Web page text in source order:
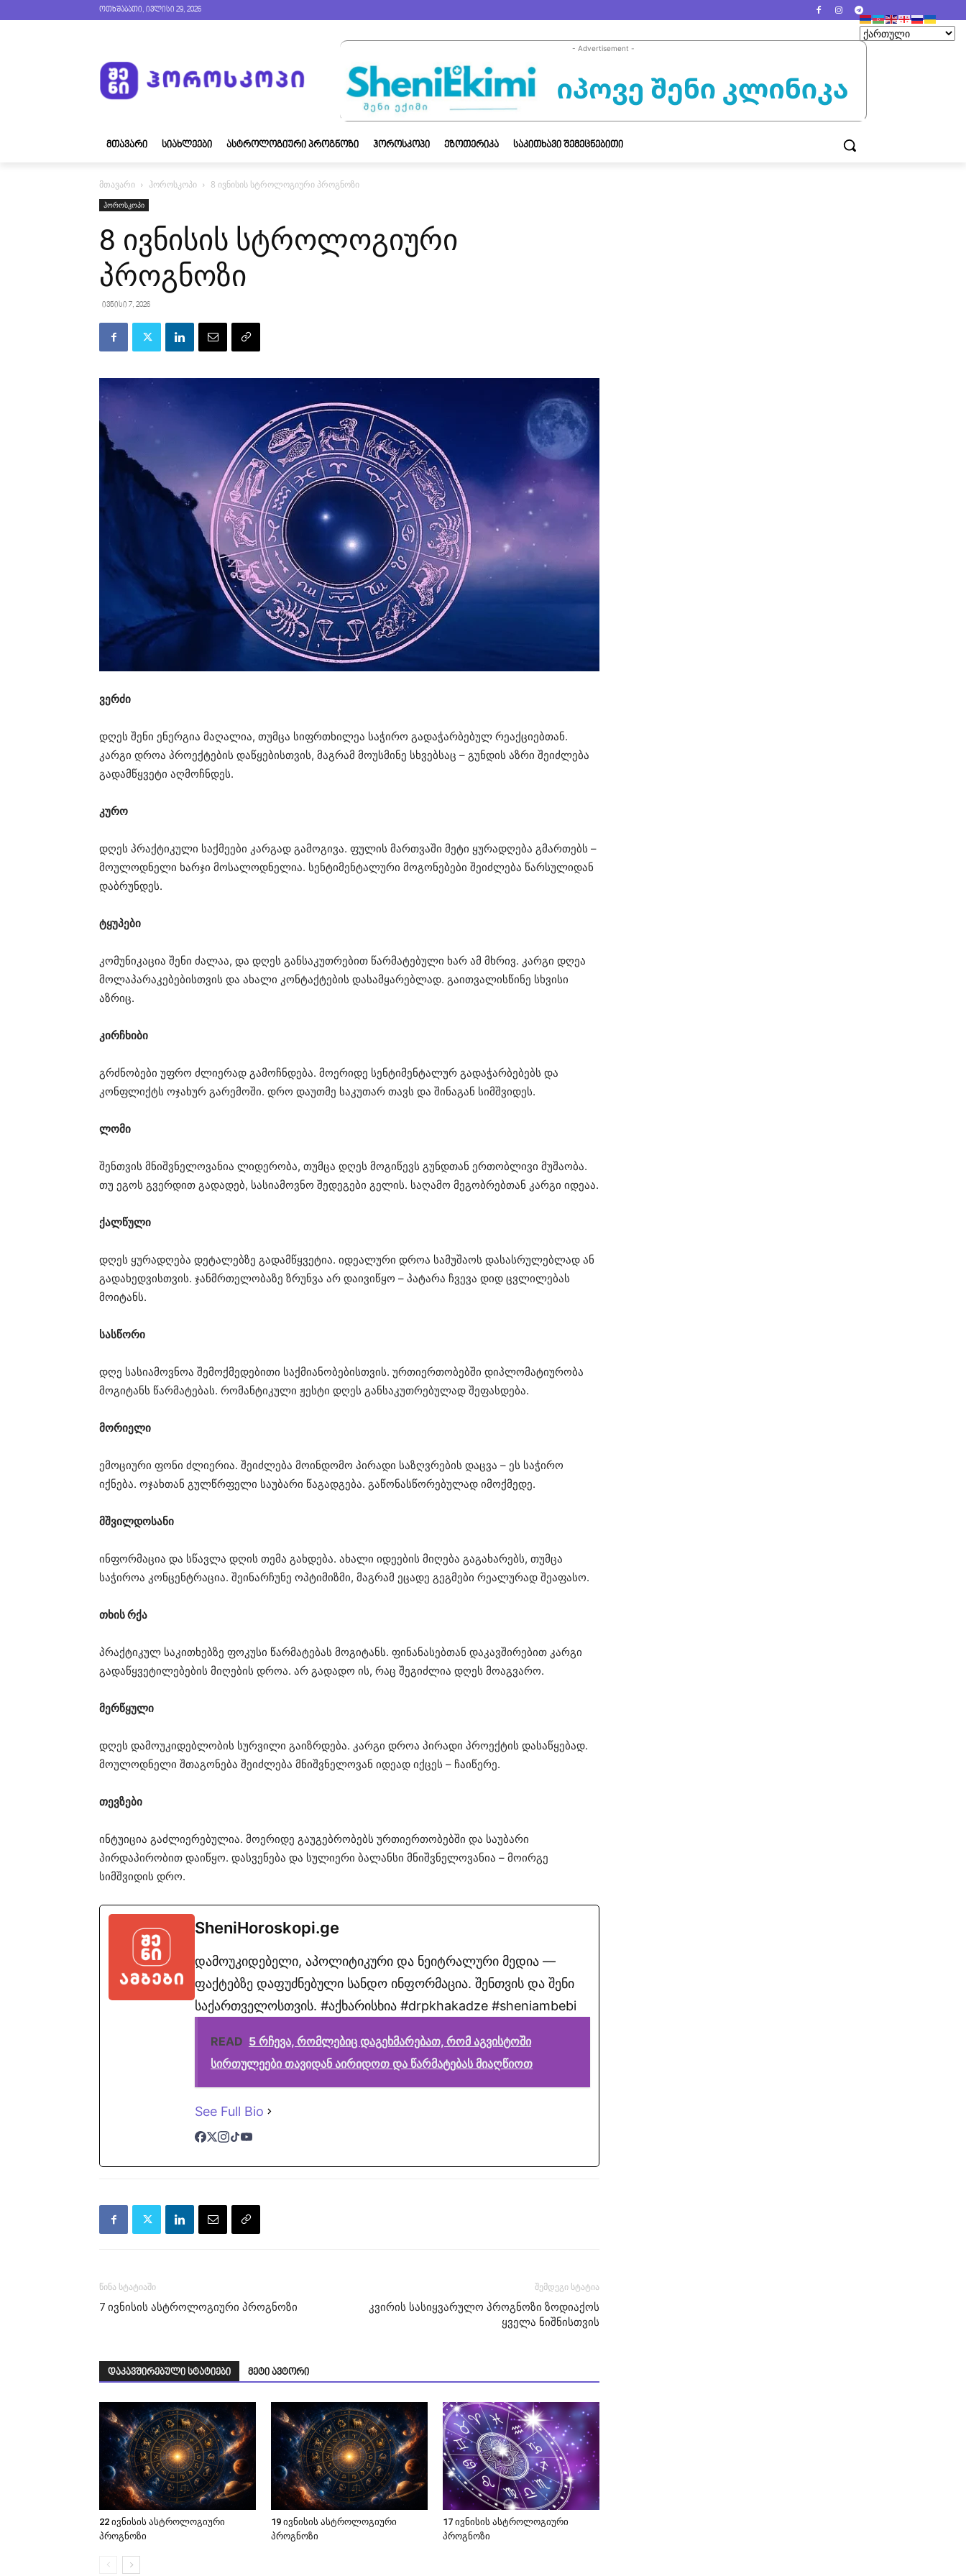
ოთხშაბათი, ივლისი 29, 2026
- Advertisement -
ᲛᲗᲐᲕᲐᲠᲘ ᲡᲘᲐᲮᲚᲔᲔᲑᲘ ᲐᲡᲢᲠᲝᲚᲝᲒᲘᲣᲠᲘ ᲞᲠᲝᲒᲜᲝᲖᲘ ᲰᲝᲠᲝᲡᲙᲝᲞᲘ ᲔᲖᲝᲗᲔᲠᲘᲙᲐ ᲡᲐᲙᲘᲗᲮᲐᲕᲘ ᲨᲔᲛᲔᲪᲜᲔᲑᲘᲗᲘ
მთავარი ჰოროსკოპი 8 ივნისის სტროლოგიური პროგნოზი
ჰოროსკოპი
8 ივნისის სტროლოგიური
პროგნოზი
ივნისი 7, 2026
ვერძი
დღეს შენი ენერგია მაღალია, თუმცა სიფრთხილეა საჭირო გადაჭარბებულ რეაქციებთან.
კარგი დროა პროექტების დაწყებისთვის, მაგრამ მოუსმინე სხვებსაც – გუნდის აზრი შეიძლება
გადამწყვეტი აღმოჩნდეს.
კურო
დღეს პრაქტიკული საქმეები კარგად გამოგივა. ფულის მართვაში მეტი ყურადღება გმართებს –
მოულოდნელი ხარჯი მოსალოდნელია. სენტიმენტალური მოგონებები შეიძლება წარსულიდან
დაბრუნდეს.
ტყუპები
კომუნიკაცია შენი ძალაა, და დღეს განსაკუთრებით წარმატებული ხარ ამ მხრივ. კარგი დღეა
მოლაპარაკებებისთვის და ახალი კონტაქტების დასამყარებლად. გაითვალისწინე სხვისი
აზრიც.
კირჩხიბი
გრძნობები უფრო ძლიერად გამოჩნდება. მოერიდე სენტიმენტალურ გადაჭარბებებს და
კონფლიქტს ოჯახურ გარემოში. დრო დაუთმე საკუთარ თავს და შინაგან სიმშვიდეს.
ლომი
შენთვის მნიშვნელოვანია ლიდერობა, თუმცა დღეს მოგიწევს გუნდთან ერთობლივი მუშაობა.
თუ ეგოს გვერდით გადადებ, სასიამოვნო შედეგები გელის. საღამო მეგობრებთან კარგი იდეაა.
ქალწული
დღეს ყურადღება დეტალებზე გადამწყვეტია. იდეალური დროა სამუშაოს დასასრულებლად ან
გადახედვისთვის. ჯანმრთელობაზე ზრუნვა არ დაივიწყო – პატარა ჩვევა დიდ ცვლილებას
მოიტანს.
სასწორი
დღე სასიამოვნოა შემოქმედებითი საქმიანობებისთვის. ურთიერთობებში დიპლომატიურობა
მოგიტანს წარმატებას. რომანტიკული ჟესტი დღეს განსაკუთრებულად შეფასდება.
მორიელი
ემოციური ფონი ძლიერია. შეიძლება მოინდომო პირადი საზღვრების დაცვა – ეს საჭირო
იქნება. ოჯახთან გულწრფელი საუბარი წაგადგება. გაწონასწორებულად იმოქმედე.
მშვილდოსანი
ინფორმაცია და სწავლა დღის თემა გახდება. ახალი იდეების მიღება გაგახარებს, თუმცა
საჭიროა კონცენტრაცია. შეინარჩუნე ოპტიმიზმი, მაგრამ ეცადე გეგმები რეალურად შეაფასო.
თხის რქა
პრაქტიკულ საკითხებზე ფოკუსი წარმატებას მოგიტანს. ფინანასებთან დაკავშირებით კარგი
გადაწყვეტილებების მიღების დროა. არ გადადო ის, რაც შეგიძლია დღეს მოაგვარო.
მერწყული
დღეს დამოუკიდებლობის სურვილი გაიზრდება. კარგი დროა პირადი პროექტის დასაწყებად.
მოულოდნელი შთაგონება შეიძლება მნიშვნელოვან იდეად იქცეს – ჩაიწერე.
თევზები
ინტუიცია გაძლიერებულია. მოერიდე გაუგებრობებს ურთიერთობებში და საუბარი
პირდაპირობით დაიწყო. დასვენება და სულიერი ბალანსი მნიშვნელოვანია – მოირგე
სიმშვიდის დრო.
SheniHoroskopi.ge
დამოუკიდებელი, აპოლიტიკური და ნეიტრალური მედია —
ფაქტებზე დაფუძნებული სანდო ინფორმაცია. შენთვის და შენი
საქართველოსთვის. #აქხარისხია #drpkhakadze #sheniambebi
READ 5 რჩევა, რომლებიც დაგეხმარებათ, რომ აგვისტოში
სირთულეები თავიდან აირიდოთ და წარმატებას მიაღწიოთ
See Full Bio
წინა სტატიაში
7 ივნისის ასტროლოგიური პროგნოზი
შემდეგი სტატია
კვირის სასიყვარულო პროგნოზი ზოდიაქოს
ყველა ნიშნისთვის
დაკავშირებული სტატიები მეტი ავტორი
22 ივნისის ასტროლოგიური
პროგნოზი
19 ივნისის ასტროლოგიური
პროგნოზი
17 ივნისის ასტროლოგიური
პროგნოზი